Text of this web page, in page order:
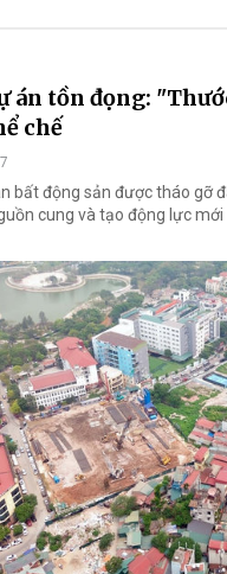
án tồn đọng:
chế
bất động sản được tháo gỡ
cung và tạo động lực